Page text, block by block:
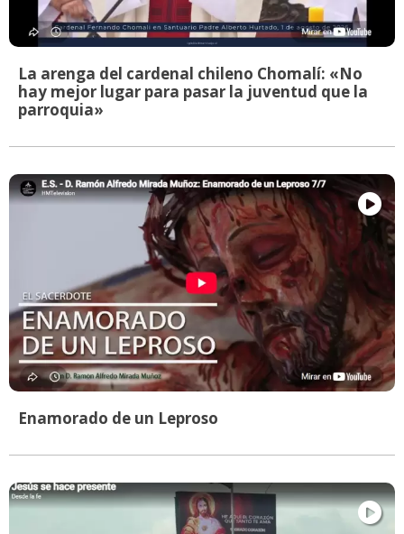
La arenga del cardenal chileno Chomalí: «No
hay mejor lugar para pasar la juventud que la
parroquia»
Enamorado de un Leproso